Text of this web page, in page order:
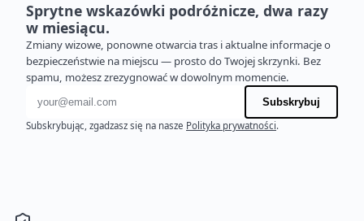
Sprytne wskazówki podróżnicze, dwa razy
w miesiącu.
Zmiany wizowe, ponowne otwarcia tras i aktualne informacje o
bezpieczeństwie na miejscu — prosto do Twojej skrzynki. Bez
spamu, możesz zrezygnować w dowolnym momencie.
Adres e-mail
Subskrybuj
Subskrybując, zgadzasz się na nasze Polityka prywatności.